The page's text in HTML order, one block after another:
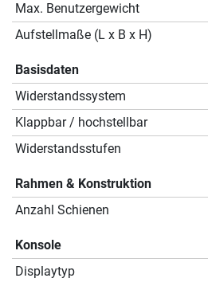
Max. Benutzergewicht
Aufstellmaße (L x B x H)
Basisdaten
Widerstandssystem
Klappbar / hochstellbar
Widerstandsstufen
Rahmen & Konstruktion
Anzahl Schienen
Konsole
Displaytyp